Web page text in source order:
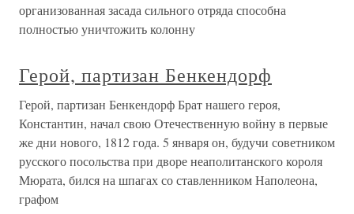
организованная засада сильного отряда способна
полностью уничтожить колонну
Герой, партизан Бенкендорф
Герой, партизан Бенкендорф Брат нашего героя,
Константин, начал свою Отечественную войну в первые
же дни нового, 1812 года. 5 января он, будучи советником
русского посольства при дворе неаполитанского короля
Мюрата, бился на шпагах со ставленником Наполеона,
графом